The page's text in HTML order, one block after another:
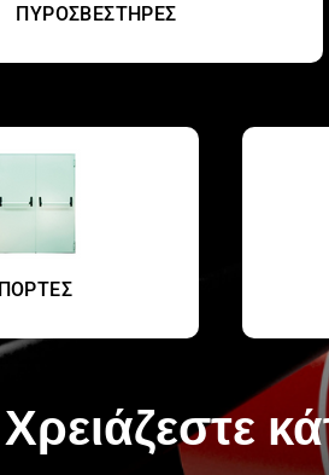
ΠΥΡΟΣΒΕΣΤΗΡΕΣ
ΠΟΡΤΕΣ
Χρειάζεστε